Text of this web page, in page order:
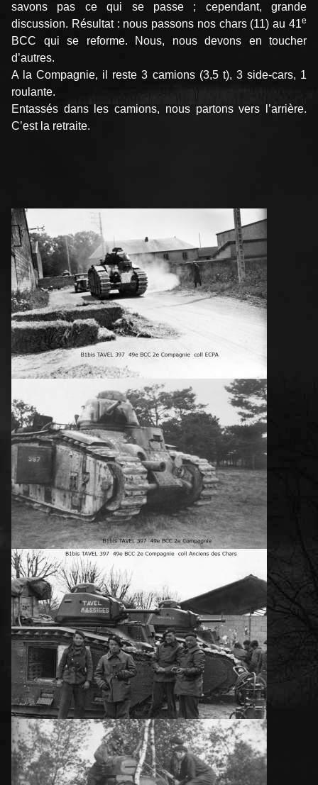
savons pas ce qui se passe ; cependant, grande
discussion. Résultat : nous passons nos chars (11) au 41e
BCC qui se reforme. Nous, nous devons en toucher
d’autres.
A la Compagnie, il reste 3 camions (3,5 t), 3 side-cars, 1
roulante.
Entassés dans les camions, nous partons vers l’arrière.
C’est la retraite.